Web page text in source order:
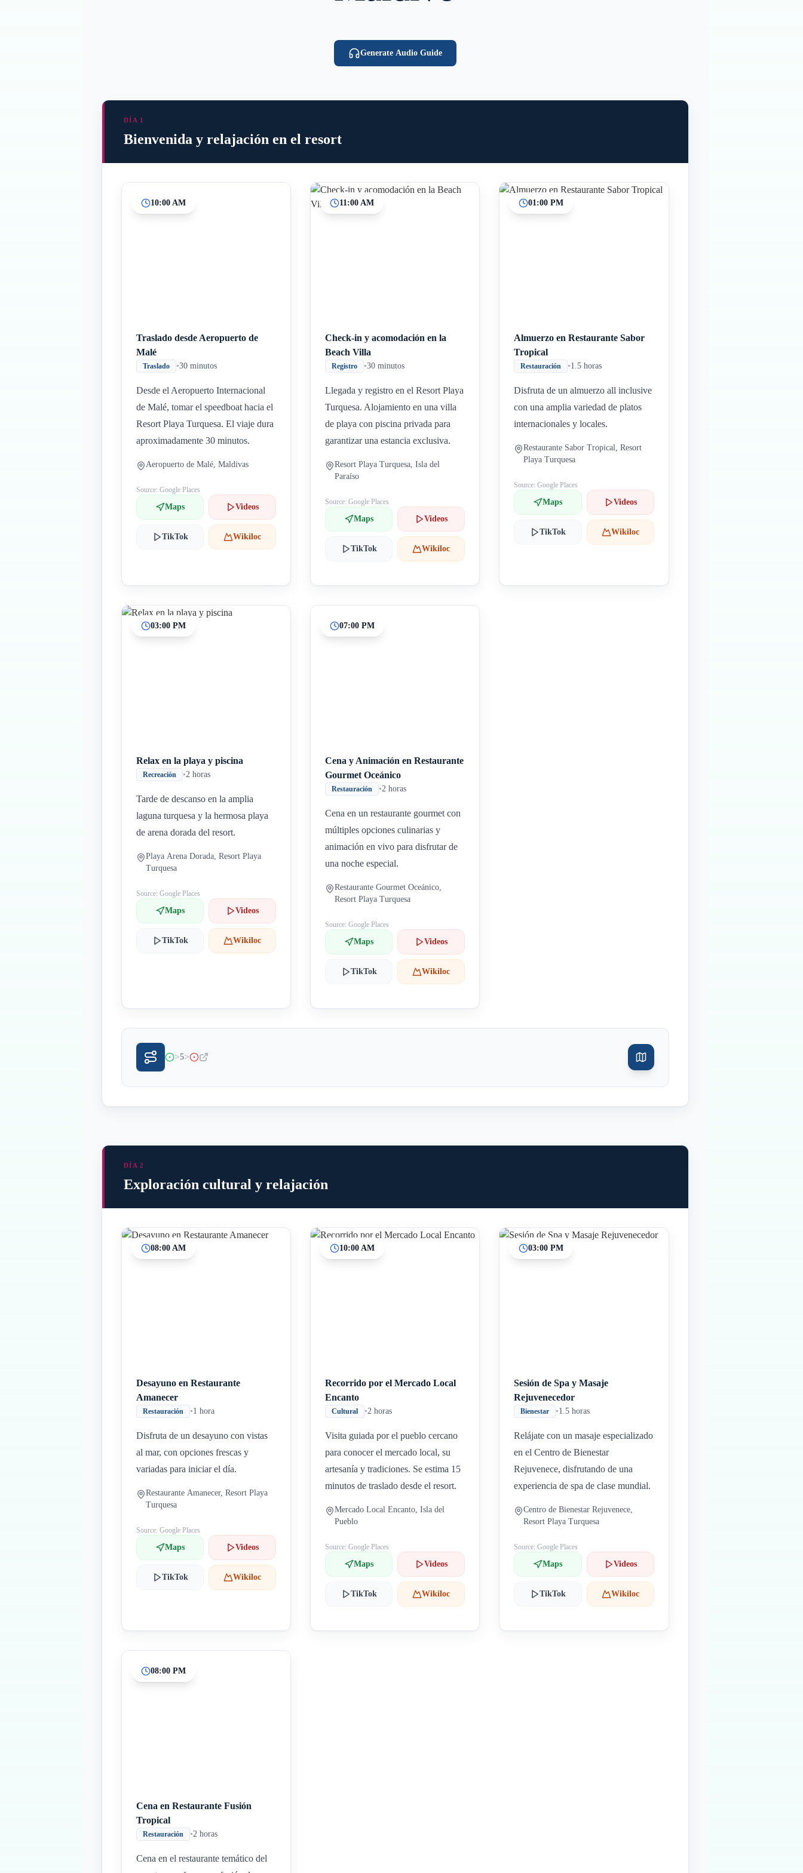
Generate Audio Guide
DÍA 1
Bienvenida y relajación en el resort
10:00 AM
Traslado desde Aeropuerto de
Malé
Traslado •30 minutos
Desde el Aeropuerto Internacional
de Malé, tomar el speedboat hacia el
Resort Playa Turquesa. El viaje dura
aproximadamente 30 minutos.
Aeropuerto de Malé, Maldivas
Source: Google Places
Maps Videos
TikTok Wikiloc
11:00 AM
Check-in y acomodación en la
Beach Villa
Registro •30 minutos
Llegada y registro en el Resort Playa
Turquesa. Alojamiento en una villa
de playa con piscina privada para
garantizar una estancia exclusiva.
Resort Playa Turquesa, Isla del
Paraíso
Source: Google Places
Maps Videos
TikTok Wikiloc
01:00 PM
Almuerzo en Restaurante Sabor
Tropical
Restauración •1.5 horas
Disfruta de un almuerzo all inclusive
con una amplia variedad de platos
internacionales y locales.
Restaurante Sabor Tropical, Resort
Playa Turquesa
Source: Google Places
Maps Videos
TikTok Wikiloc
03:00 PM
Relax en la playa y piscina
Recreación •2 horas
Tarde de descanso en la amplia
laguna turquesa y la hermosa playa
de arena dorada del resort.
Playa Arena Dorada, Resort Playa
Turquesa
Source: Google Places
Maps Videos
TikTok Wikiloc
07:00 PM
Cena y Animación en Restaurante
Gourmet Oceánico
Restauración •2 horas
Cena en un restaurante gourmet con
múltiples opciones culinarias y
animación en vivo para disfrutar de
una noche especial.
Restaurante Gourmet Oceánico,
Resort Playa Turquesa
Source: Google Places
Maps Videos
TikTok Wikiloc
>5>
DÍA 2
Exploración cultural y relajación
08:00 AM
Desayuno en Restaurante
Amanecer
Restauración •1 hora
Disfruta de un desayuno con vistas
al mar, con opciones frescas y
variadas para iniciar el día.
Restaurante Amanecer, Resort Playa
Turquesa
Source: Google Places
Maps Videos
TikTok Wikiloc
10:00 AM
Recorrido por el Mercado Local
Encanto
Cultural •2 horas
Visita guiada por el pueblo cercano
para conocer el mercado local, su
artesanía y tradiciones. Se estima 15
minutos de traslado desde el resort.
Mercado Local Encanto, Isla del
Pueblo
Source: Google Places
Maps Videos
TikTok Wikiloc
03:00 PM
Sesión de Spa y Masaje
Rejuvenecedor
Bienestar •1.5 horas
Relájate con un masaje especializado
en el Centro de Bienestar
Rejuvenece, disfrutando de una
experiencia de spa de clase mundial.
Centro de Bienestar Rejuvenece,
Resort Playa Turquesa
Source: Google Places
Maps Videos
TikTok Wikiloc
08:00 PM
Cena en Restaurante Fusión
Tropical
Restauración •2 horas
Cena en el restaurante temático del